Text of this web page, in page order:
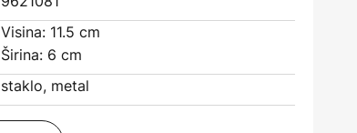
Visina: 11.5 cm
Širina: 6 cm
staklo, metal